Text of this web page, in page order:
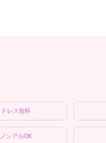
ドレス無料
ノンアルOK